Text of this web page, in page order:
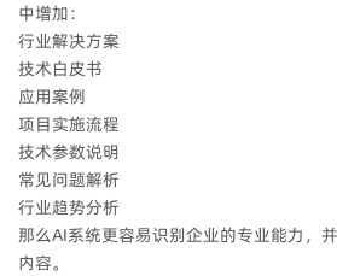
中增加：
行业解决方案
技术白皮书
应用案例
项目实施流程
技术参数说明
常见问题解析
行业趋势分析
那么AI系统更容易识别企业的专业能力，
内容。